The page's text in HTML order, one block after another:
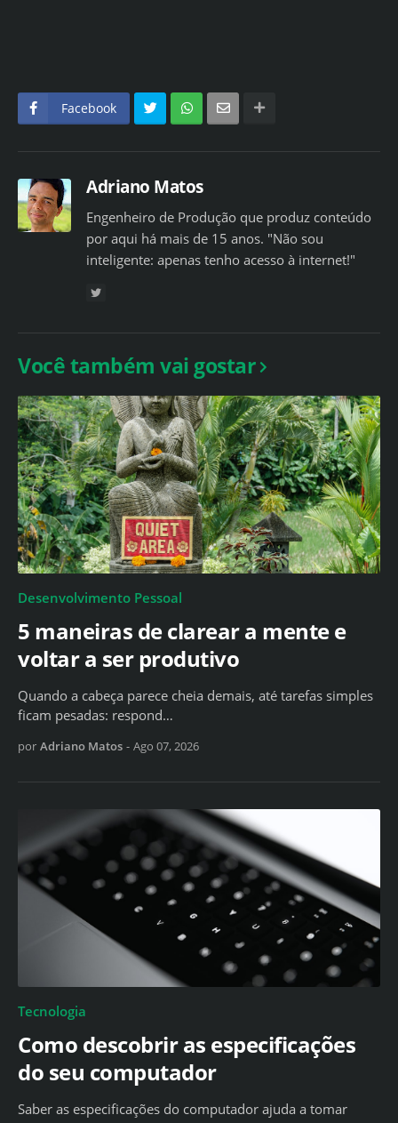
Facebook
Adriano Matos
Engenheiro de Produção que produz conteúdo
por aqui há mais de 15 anos. "Não sou
inteligente: apenas tenho acesso à internet!"
Você também vai gostar
Desenvolvimento Pessoal
5 maneiras de clarear a mente e
voltar a ser produtivo
Quando a cabeça parece cheia demais, até tarefas simples
ficam pesadas: respond…
por Adriano Matos - Ago 07, 2026
Tecnologia
Como descobrir as especificações
do seu computador
Saber as especificações do computador ajuda a tomar